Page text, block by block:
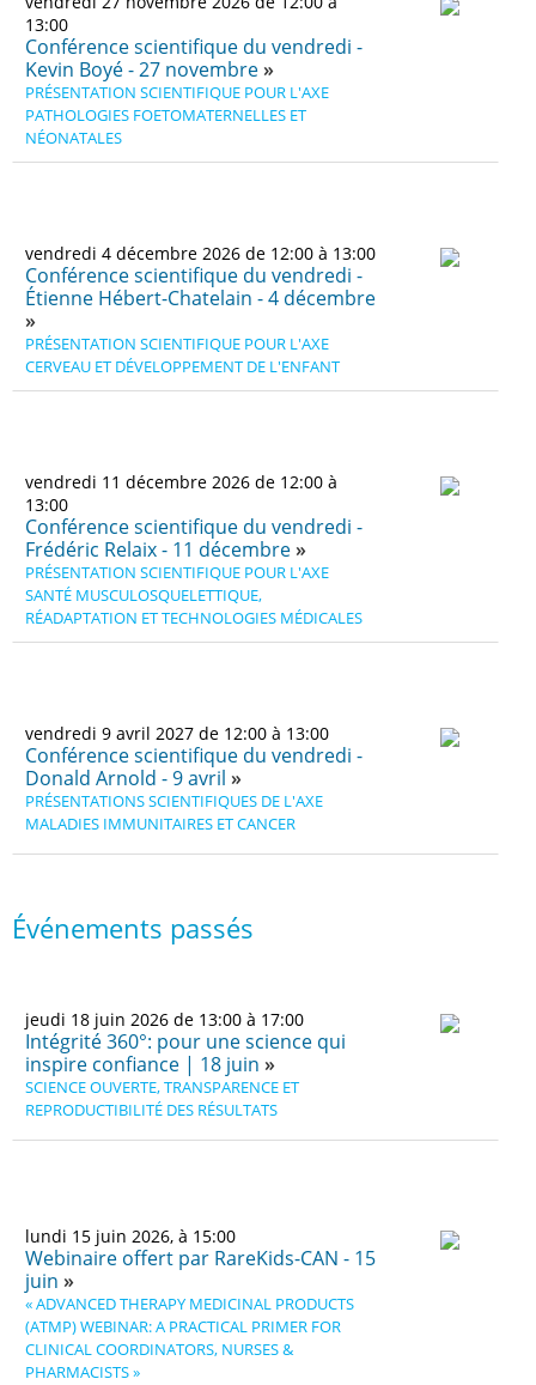
13:00
Conférence scientifique du vendredi -
Kevin Boyé - 27 novembre
PRÉSENTATION SCIENTIFIQUE POUR L'AXE
PATHOLOGIES FOETOMATERNELLES ET
NÉONATALES
vendredi 4 décembre 2026 de 12:00 à 13:00
Conférence scientifique du vendredi -
Étienne Hébert-Chatelain - 4 décembre
PRÉSENTATION SCIENTIFIQUE POUR L'AXE
CERVEAU ET DÉVELOPPEMENT DE L'ENFANT
vendredi 11 décembre 2026 de 12:00 à
13:00
Conférence scientifique du vendredi -
Frédéric Relaix - 11 décembre
PRÉSENTATION SCIENTIFIQUE POUR L'AXE
SANTÉ MUSCULOSQUELETTIQUE,
RÉADAPTATION ET TECHNOLOGIES MÉDICALES
vendredi 9 avril 2027 de 12:00 à 13:00
Conférence scientifique du vendredi -
Donald Arnold - 9 avril
PRÉSENTATIONS SCIENTIFIQUES DE L'AXE
MALADIES IMMUNITAIRES ET CANCER
Événements passés
jeudi 18 juin 2026 de 13:00 à 17:00
Intégrité 360°: pour une science qui
inspire confiance | 18 juin
SCIENCE OUVERTE, TRANSPARENCE ET
REPRODUCTIBILITÉ DES RÉSULTATS
lundi 15 juin 2026, à 15:00
Webinaire offert par RareKids-CAN - 15
juin
« ADVANCED THERAPY MEDICINAL PRODUCTS
(ATMP) WEBINAR: A PRACTICAL PRIMER FOR
CLINICAL COORDINATORS, NURSES &
PHARMACISTS »